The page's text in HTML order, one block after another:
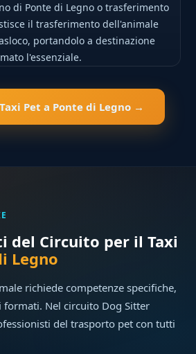
di Ponte di Legno o trasferimento
il trasferimento dell'animale
portandolo a destinazione
l'essenziale.
Pet a Ponte di Legno →
del Circuito per il Taxi
Legno
richiede competenze specifiche,
formati. Nel circuito Dog Sitter
del trasporto pet con tutti